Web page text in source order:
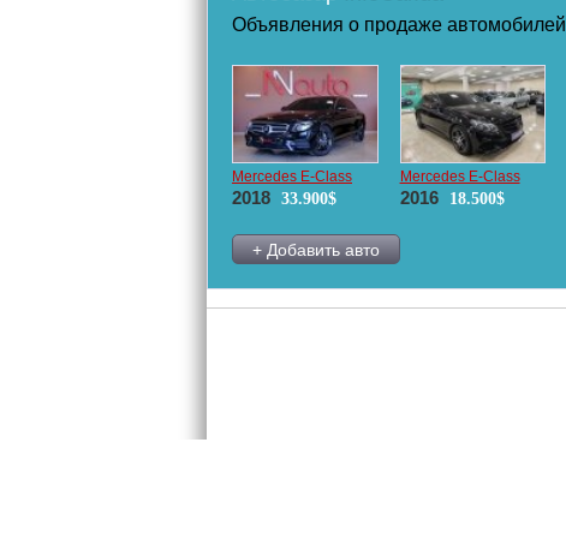
Объявления о продаже автомобилей
Mercedes E-Class
2018 33.900$
Mercedes E-Class
2016 18.500$
+ Добавить авто